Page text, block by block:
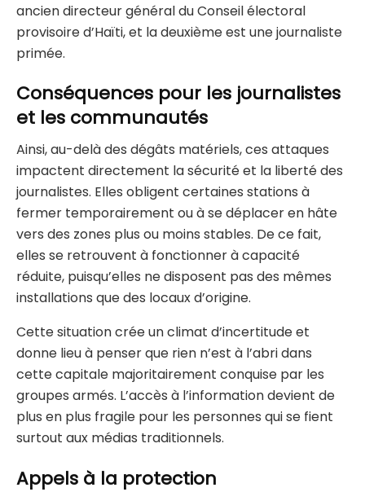
ancien directeur général du Conseil électoral
provisoire d’Haïti, et la deuxième est une journaliste
primée.
Conséquences pour les journalistes
et les communautés
Ainsi, au-delà des dégâts matériels, ces attaques
impactent directement la sécurité et la liberté des
journalistes. Elles obligent certaines stations à
fermer temporairement ou à se déplacer en hâte
vers des zones plus ou moins stables. De ce fait,
elles se retrouvent à fonctionner à capacité
réduite, puisqu’elles ne disposent pas des mêmes
installations que des locaux d’origine.
Cette situation crée un climat d’incertitude et
donne lieu à penser que rien n’est à l’abri dans
cette capitale majoritairement conquise par les
groupes armés. L’accès à l’information devient de
plus en plus fragile pour les personnes qui se fient
surtout aux médias traditionnels.
Appels à la protection